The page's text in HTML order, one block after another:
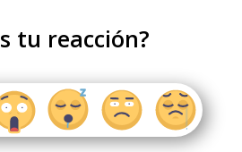
tu reacción?